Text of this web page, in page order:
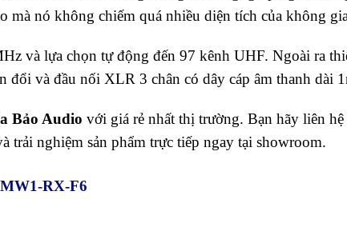
mà nó không chiếm quá nhiều diện tích của không
và lựa chọn tự động đến 97 kênh UHF. Ngoài ra
và đầu nối XLR 3 chân có dây cáp âm thanh dài
Bảo Audio với giá rẻ nhất thị trường. Bạn hãy liên hệ
trải nghiệm sản phẩm trực tiếp ngay tại showroom.
RX-F6